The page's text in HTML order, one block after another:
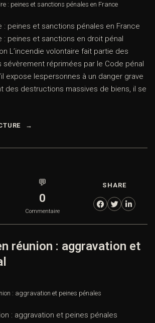
: peines et sanctions pénales en France
: peines et sanctions pénales en France
: peines et sanctions en droit pénal
L’incendie volontaire fait partie des
sévèrement réprimées par le Code pénal
expose lespersonnes à un danger grave
des destructions massives de biens, il se
💬
0
Commentaire
SHARE
réunion : aggravation et
: aggravation et peines pénales
: aggravation et peines pénales